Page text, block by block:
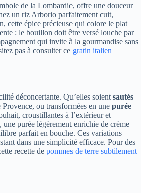
de la Lombardie, offre une douceur
un riz Arborio parfaitement cuit,
cette épice précieuse qui colore le plat
: le bouillon doit être versé louche par
qui invite à la gourmandise sans
pas à consulter ce gratin italien
déconcertante. Qu’elles soientsautés
ou transformées en une purée
croustillantes à l’extérieur et
une purée légèrement enrichie de crème
parfait en bouche. Ces variations
dans une simplicité efficace. Pour des
recette de pommes de terre subtilement